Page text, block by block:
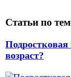
Статьи по
возраст?